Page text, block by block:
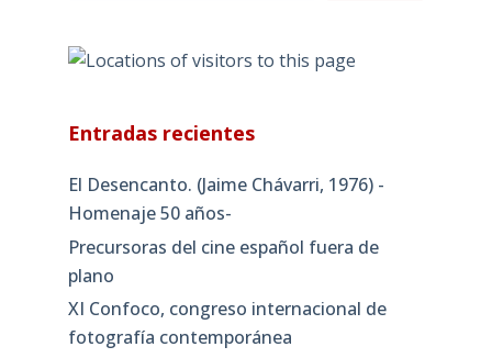
Entradas recientes
El Desencanto. (Jaime Chávarri, 1976) -
Homenaje 50 años-
Precursoras del cine español fuera de
plano
XI Confoco, congreso internacional de
fotografía contemporánea